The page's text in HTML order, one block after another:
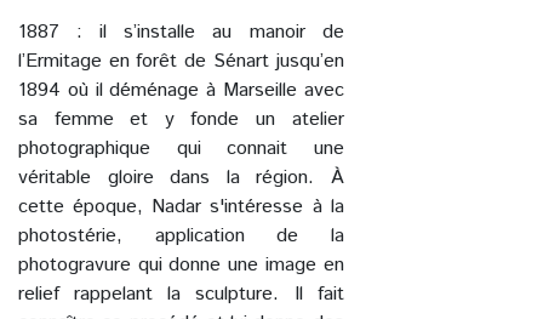
1887 : il s’installe au manoir de
l’Ermitage en forêt de Sénart jusqu’en
1894 où il déménage à Marseille avec
sa femme et y fonde un atelier
photographique qui connait une
véritable gloire dans la région. À
cette époque, Nadar s'intéresse à la
photostérie, application de la
photogravure qui donne une image en
relief rappelant la sculpture. Il fait